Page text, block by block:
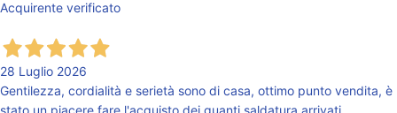
Acquirente verificato
28 Luglio 2026
Gentilezza, cordialità e serietà sono di casa, ottimo punto vendita, è
stato un piacere fare l'acquisto dei guanti saldatura arrivati